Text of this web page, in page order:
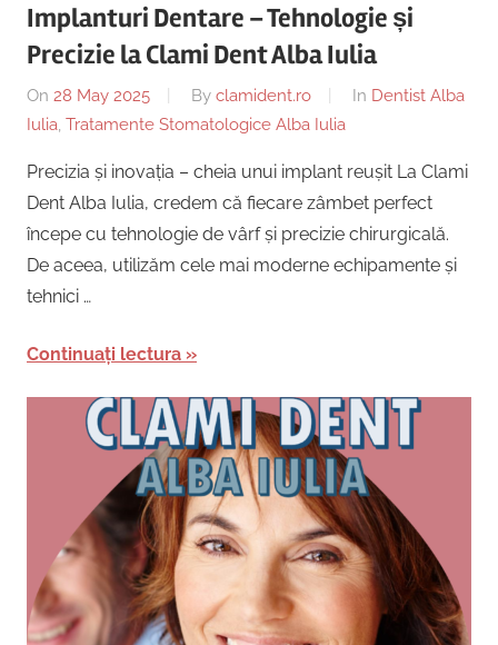
Implanturi Dentare – Tehnologie și
Precizie la Clami Dent Alba Iulia
On 28 May 2025 By clamident.ro In Dentist Alba
Iulia, Tratamente Stomatologice Alba Iulia
Precizia și inovația – cheia unui implant reușit La Clami
Dent Alba Iulia, credem că fiecare zâmbet perfect
începe cu tehnologie de vârf și precizie chirurgicală.
De aceea, utilizăm cele mai moderne echipamente și
tehnici …
Continuați lectura